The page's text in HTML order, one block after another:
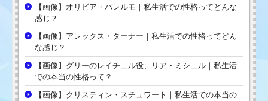
【画像】オリビア・パレルモ｜私生活での性格ってどんな
感じ？
【画像】アレックス・ターナー｜私生活での性格ってどん
な感じ？
【画像】グリーのレイチェル役、リア・ミシェル｜私生活
での本当の性格って？
【画像】クリスティン・スチュワート｜私生活での本当の